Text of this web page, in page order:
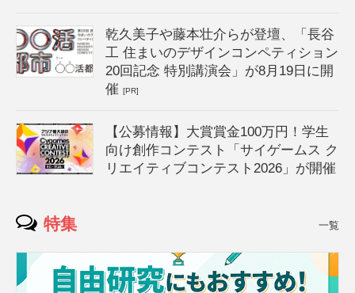
乾久美子や藤本壮介らが登壇、「長谷
工 住まいのデザインコンペティション
20回記念 特別講演会」が8月19日に開
催[PR]
【公募情報】大賞賞金100万円！学生
向け創作コンテスト「サイゲームス ク
リエイティブコンテスト2026」が開催
特集 一覧